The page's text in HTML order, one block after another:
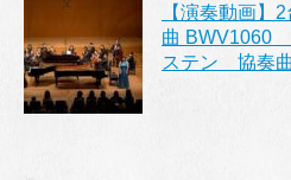
【演奏動画】
曲 BWV1060
ステン 協奏